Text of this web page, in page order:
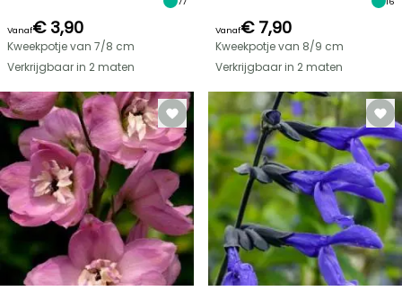
Vanaf€ 3,90
Kweekpotje van 7/8 cm
Verkrijgbaar in 2 maten
Vanaf€ 7,90
Kweekpotje van 8/9 cm
Verkrijgbaar in 2 maten